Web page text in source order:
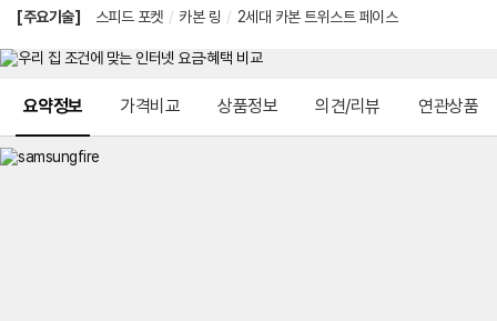
[주요기술]
스피드 포켓 / 카본 링 / 2세대 카본 트위스트 페이스
요약정보 가격비교 상품정보 의견/리뷰 연관상품